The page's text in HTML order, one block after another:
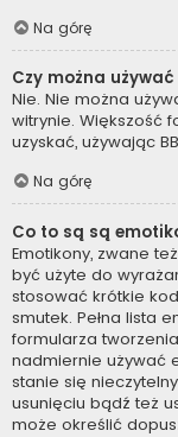
Na górę
Czy można używać
Nie. Nie można
witrynie. Większość
uzyskać, używając
Na górę
Co to są są
Emotikony, zwane
być użyte do
stosować krótkie
smutek. Pełna lista
formularza
nadmiernie używać
stanie się
usunięciu bądź też
może określić